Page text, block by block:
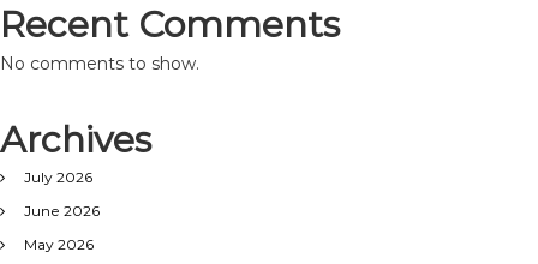
Recent Comments
No comments to show.
Archives
July 2026
June 2026
May 2026